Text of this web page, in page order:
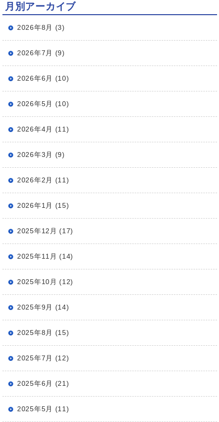
月別アーカイブ
2026年8月 (3)
2026年7月 (9)
2026年6月 (10)
2026年5月 (10)
2026年4月 (11)
2026年3月 (9)
2026年2月 (11)
2026年1月 (15)
2025年12月 (17)
2025年11月 (14)
2025年10月 (12)
2025年9月 (14)
2025年8月 (15)
2025年7月 (12)
2025年6月 (21)
2025年5月 (11)